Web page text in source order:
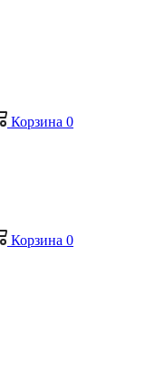
Корзина 0
Корзина 0